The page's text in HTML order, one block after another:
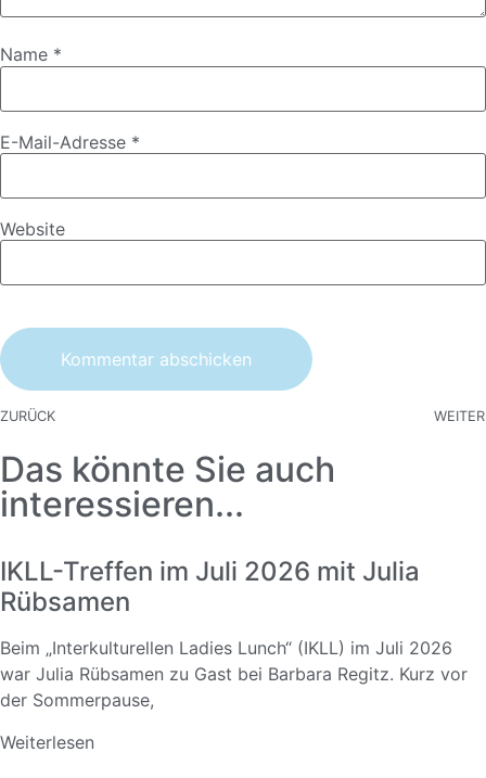
Name *
E-Mail-Adresse *
Website
ZURÜCK WEITER
Das könnte Sie auch
interessieren...
IKLL-Treffen im Juli 2026 mit Julia
Rübsamen
Beim „Interkulturellen Ladies Lunch“ (IKLL) im Juli 2026
war Julia Rübsamen zu Gast bei Barbara Regitz. Kurz vor
der Sommerpause,
Weiterlesen